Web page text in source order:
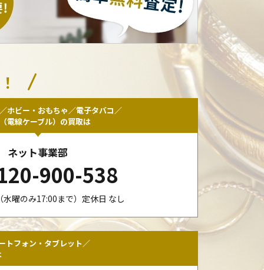
ホビー・おもちゃ／電子タバコ／
電線ケーブル）の買取は
ネット事業部
900-538
水曜のみ17:00まで）定休日 なし
トフォン・タブレット／